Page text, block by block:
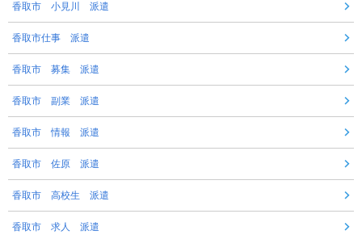
香取市 小見川 派遣
香取市仕事 派遣
香取市 募集 派遣
香取市 副業 派遣
香取市 情報 派遣
香取市 佐原 派遣
香取市 高校生 派遣
香取市 求人 派遣